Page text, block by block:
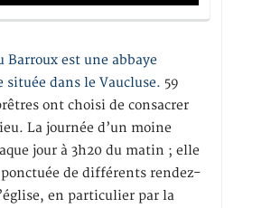
Barroux est une abbaye
située dans le Vaucluse. 59
ont choisi de consacrer
La journée d’un moine
jour à 3h20 du matin ; elle
de différents rendez-
en particulier par la